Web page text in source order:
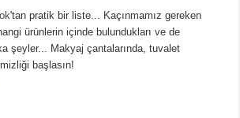
'tan pratik bir liste... Kaçınmamız gereken
ürünlerin içinde bulundukları ve de
şeyler... Makyaj çantalarında, tuvalet
başlasın!